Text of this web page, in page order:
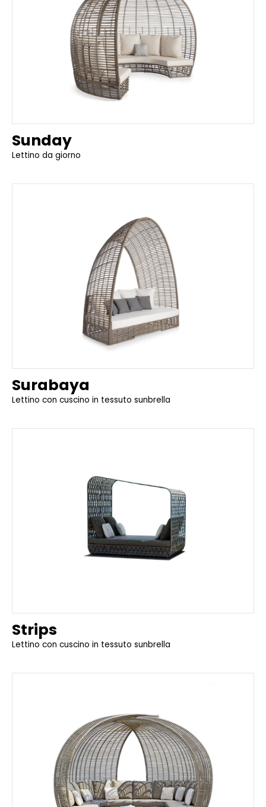
Sunday
Lettino da giorno
Surabaya
Lettino con cuscino in tessuto sunbrella
Strips
Lettino con cuscino in tessuto sunbrella